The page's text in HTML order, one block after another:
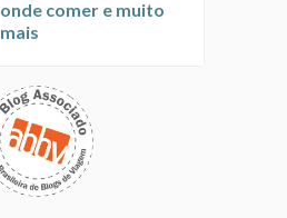
onde comer e muito
mais